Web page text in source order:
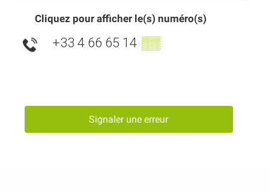
Cliquez pour afficher le(s) numéro(s)
+33 4 66 65 14 ▒▒
Signaler une erreur